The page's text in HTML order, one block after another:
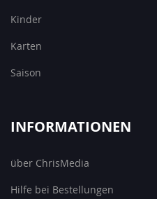
Kinder
Karten
Saison
INFORMATIONEN
über ChrisMedia
Hilfe bei Bestellungen